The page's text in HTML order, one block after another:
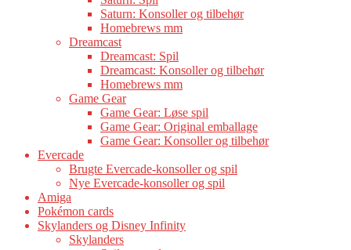
Saturn: Konsoller og tilbehør
Homebrews mm
Dreamcast
Dreamcast: Spil
Dreamcast: Konsoller og tilbehør
Homebrews mm
Game Gear
Game Gear: Løse spil
Game Gear: Original emballage
Game Gear: Konsoller og tilbehør
Evercade
Brugte Evercade-konsoller og spil
Nye Evercade-konsoller og spil
Amiga
Pokémon cards
Skylanders og Disney Infinity
Skylanders